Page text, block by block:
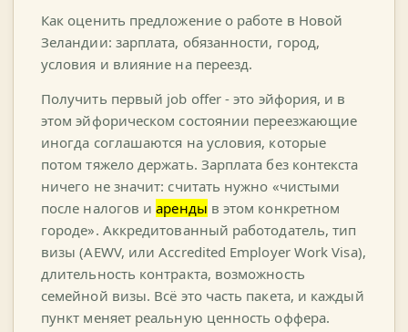
Как оценить предложение о работе в Новой
Зеландии: зарплата, обязанности, город,
условия и влияние на переезд.
Получить первый job offer - это эйфория, и в
этом эйфорическом состоянии переезжающие
иногда соглашаются на условия, которые
потом тяжело держать. Зарплата без контекста
ничего не значит: считать нужно «чистыми
после налогов иаренды в этом конкретном
городе». Аккредитованный работодатель, тип
визы (AEWV, или Accredited Employer Work Visa),
длительность контракта, возможность
семейной визы. Всё это часть пакета, и каждый
пункт меняет реальную ценность оффера.